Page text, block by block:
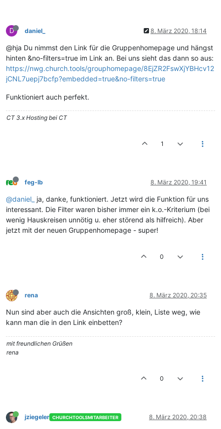
D daniel_ 8. März 2020, 18:14
@hja Du nimmst den Link für die Gruppenhomepage und hängst
hinten &no-filters=true im Link an. Bei uns sieht das dann so aus:
https://nwg.church.tools/grouphomepage/8EjZR2FswXjYBHcv12
jCNL7uepj7bcfp?embedded=true&no-filters=true
Funktioniert auch perfekt.
CT 3.x Hosting bei CT
1
feg-lb 8. März 2020, 19:41
@daniel_
ja, danke, funktioniert. Jetzt wird die Funktion für uns
interessant. Die Filter waren bisher immer ein k.o.-Kriterium (bei
wenig Hauskreisen unnötig u. eher störend als hilfreich). Aber
jetzt mit der neuen Gruppenhomepage - super!
0
rena 8. März 2020, 20:35
Nun sind aber auch die Ansichten groß, klein, Liste weg, wie
kann man die in den Link einbetten?
mit freundlichen Grüßen
rena
0
jziegeler CHURCHTOOLSMITARBEITER 8. März 2020, 20:38